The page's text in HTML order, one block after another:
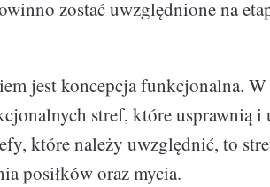
zostać uwzględnione na
jest koncepcja funkcjonalna.
stref, które usprawnią i
które należy uwzględnić, to
posiłków oraz mycia.